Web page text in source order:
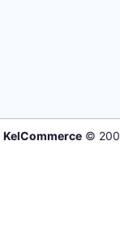
KelCommerce©